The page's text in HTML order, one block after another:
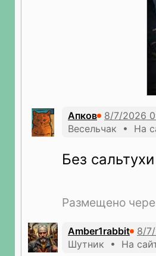
Апков
Весельчак • На
Без
Размещено
Amber1rabbit
Шутник • На